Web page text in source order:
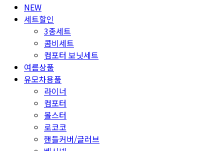
NEW
세트할인
3종세트
콤비세트
컴포터 보닛세트
여름상품
유모차용품
라이너
컴포터
볼스터
로코코
핸들커버/글러브